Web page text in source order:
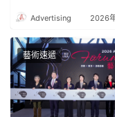
Advertising 2026
藝術速遞